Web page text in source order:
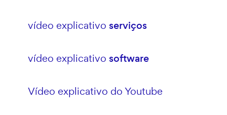
vídeo explicativo serviços
vídeo explicativo software
Vídeo explicativo do Youtube